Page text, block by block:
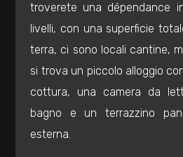
troverete una dépendance
livelli, con una superficie
terra, ci sono locali cantine,
si trova un piccolo alloggio
cottura, una camera da
bagno e un terrazzino
esterna.
5+
Qualsiasi